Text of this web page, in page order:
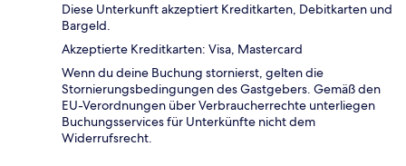
Diese Unterkunft akzeptiert Kreditkarten, Debitkarten und
Bargeld.
Akzeptierte Kreditkarten: Visa, Mastercard
Wenn du deine Buchung stornierst, gelten die
Stornierungsbedingungen des Gastgebers. Gemäß den
EU-Verordnungen über Verbraucherrechte unterliegen
Buchungsservices für Unterkünfte nicht dem
Widerrufsrecht.